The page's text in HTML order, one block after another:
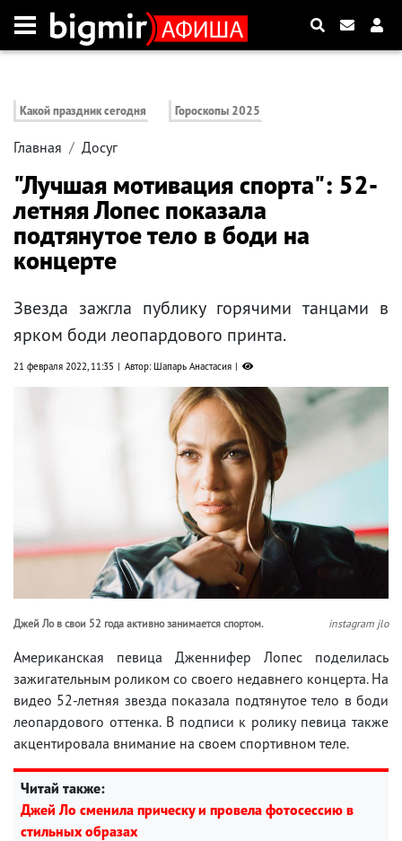
Какой праздник сегодня Гороскопы 2025
Главная Досуг
"Лучшая мотивация спорта": 52-
летняя Лопес показала
подтянутое тело в боди на
концерте
Звезда зажгла публику горячими танцами в
ярком боди леопардового принта.
21 февраля 2022, 11:35 Автор: Шапарь Анастасия
Джей Ло в свои 52 года активно занимается спортом. instagram jlo
Американская певица Дженнифер Лопес поделилась
зажигательным роликом со своего недавнего концерта. На
видео 52-летняя звезда показала подтянутое тело в боди
леопардового оттенка. В подписи к ролику певица также
акцентировала внимание на своем спортивном теле.
Читай также:
Джей Ло сменила прическу и провела фотосессию в
стильных образах